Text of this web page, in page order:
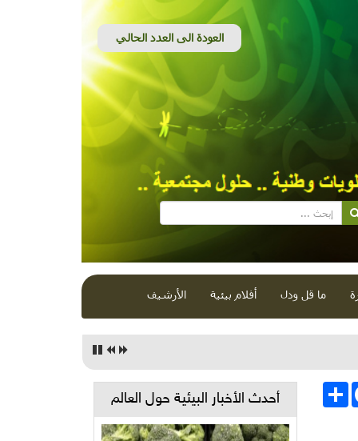
ما قل ودل أفلام بيئية الأرشيف
انشر
أحدث الأخبار البيئية حول العالم